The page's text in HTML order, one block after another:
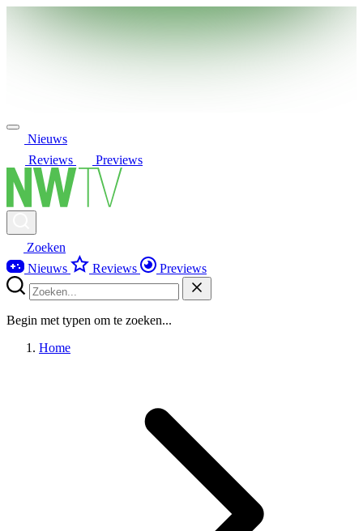
Nieuws
Reviews
Previews
Zoeken
Nieuws
Reviews Previews
Begin met typen om te zoeken...
Home